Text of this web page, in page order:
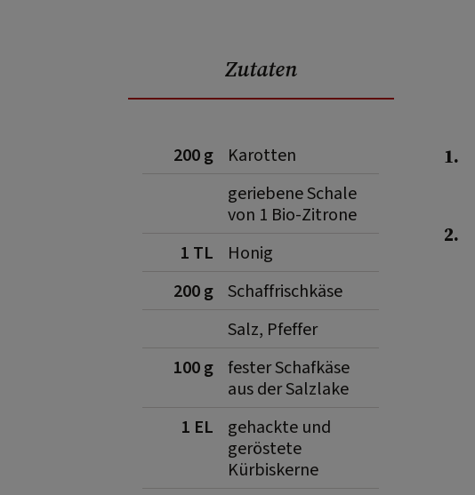
Zutaten
200 g
Karotten
geriebene Schale
von 1 Bio-Zitrone
1 TL
Honig
200 g Schaffrischkäse
Salz, Pfeffer
100 g fester Schafkäse
aus der Salzlake
1 EL
gehackte und
geröstete
Kürbiskerne